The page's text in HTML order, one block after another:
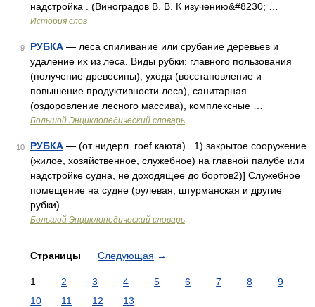
надстройка . (Виноградов В. В. К изучению&#8230; …
История слов
9 РУБКА — леса спиливание или срубание деревьев и
удаление их из леса. Виды рубки: главного пользования
(получение древесины), ухода (восстановление и
повышение продуктивности леса), санитарная
(оздоровление лесного массива), комплексные …
Большой Энциклопедический словарь
10 РУБКА — (от нидерл. roef каюта) ..1) закрытое сооружение
(жилое, хозяйственное, служебное) на главной палубе или
надстройке судна, не доходящее до бортов2)] Служебное
помещение на судне (рулевая, штурманская и другие
рубки) …
Большой Энциклопедический словарь
Страницы Следующая →
1 2 3 4 5 6 7 8
9
10
11 12 13